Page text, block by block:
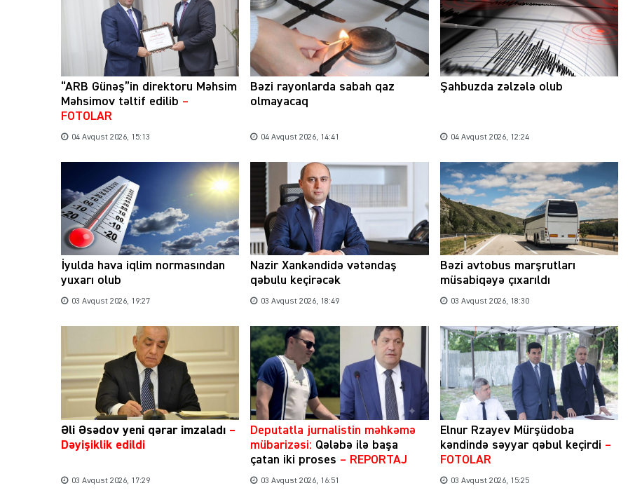
“ARB Günəş”in direktoru Məhsim
Məhsimov təltif edilib –
FOTOLAR
04 Avqust 2026, 15:13
Bəzi rayonlarda sabah qaz
olmayacaq
04 Avqust 2026, 14:41
Şahbuzda zəlzələ olub
04 Avqust 2026, 12:24
İyulda hava iqlim normasından
yuxarı olub
03 Avqust 2026, 19:27
Nazir Xankəndidə vətəndaş
qəbulu keçirəcək
03 Avqust 2026, 18:49
Bəzi avtobus marşrutları
müsabiqəyə çıxarıldı
03 Avqust 2026, 18:30
Əli Əsədov yeni qərar imzaladı –
Dəyişiklik edildi
03 Avqust 2026, 17:29
​Deputatla jurnalistin məhkəmə
mübarizəsi: Qələbə ilə başa
çatan iki proses – REPORTAJ
03 Avqust 2026, 16:51
Elnur Rzayev Mürşüdoba
kəndində səyyar qəbul keçirdi –
FOTOLAR
03 Avqust 2026, 15:25
Şəhərsalma ili və qanunsuz tikintilər:
nəzarət mexanizmi haradadır?
01 İyun 2026, 11:28